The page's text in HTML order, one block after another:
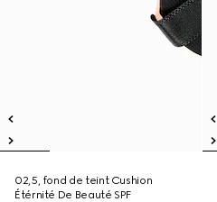
02,5, fond de teint Cushion
Étérnité De Beauté SPF